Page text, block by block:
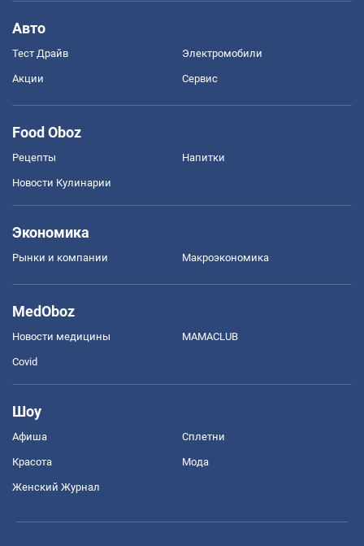
Авто
Тест Драйв Электромобили
Акции Сервис
Food Oboz
Рецепты Напитки
Новости Кулинарии
Экономика
Рынки и компании Mакроэкономика
MedOboz
Новости медицины MAMACLUB
Covid
Шоу
Афиша Сплетни
Красота Мода
Женский Журнал